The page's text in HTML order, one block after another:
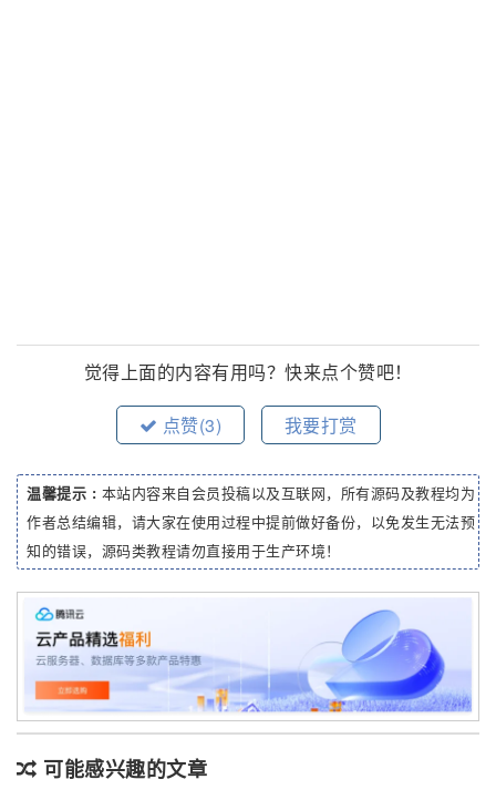
觉得上面的内容有用吗？快来点个赞吧！
点赞(3) 我要打赏
温馨提示 : 本站内容来自会员投稿以及互联网，所有源码及教程均为
作者总结编辑，请大家在使用过程中提前做好备份，以免发生无法预
知的错误，源码类教程请勿直接用于生产环境！
可能感兴趣的文章